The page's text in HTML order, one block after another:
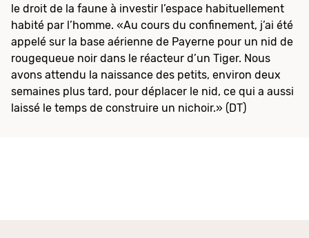
le droit de la faune à investir l’espace habituellement
habité par l’homme. «Au cours du confinement, j’ai été
appelé sur la base aérienne de Payerne pour un nid de
rougequeue noir dans le réacteur d’un Tiger. Nous
avons attendu la naissance des petits, environ deux
semaines plus tard, pour déplacer le nid, ce qui a aussi
laissé le temps de construire un nichoir.» (DT)